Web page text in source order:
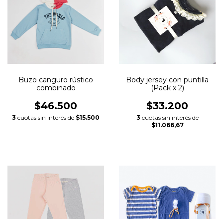
Buzo canguro rústico
combinado
$46.500
3 cuotas sin interés de $15.500
Body jersey con puntilla
(Pack x 2)
$33.200
3 cuotas sin interés de
$11.066,67